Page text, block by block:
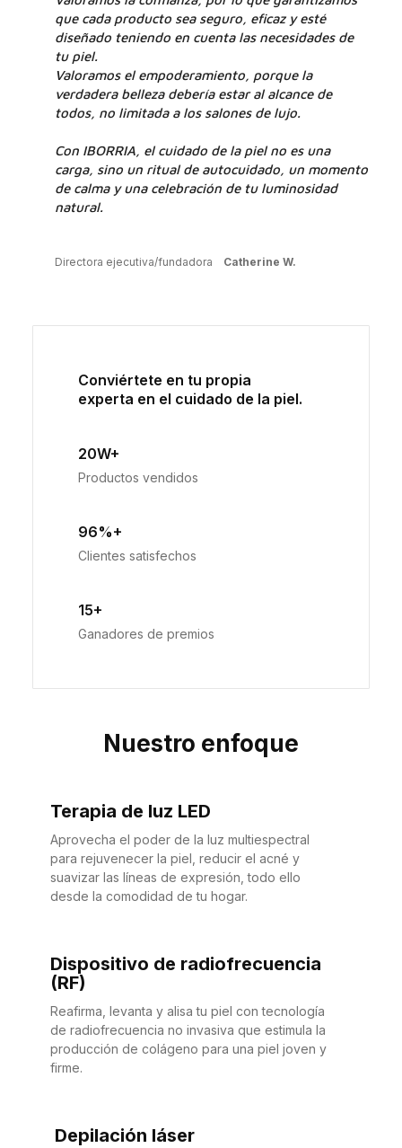
que cada producto sea seguro, eficaz y esté
diseñado teniendo en cuenta las necesidades de
tu piel.
Valoramos el empoderamiento, porque la
verdadera belleza debería estar al alcance de
todos, no limitada a los salones de lujo.
Con IBORRIA, el cuidado de la piel no es una
carga, sino un ritual de autocuidado, un momento
de calma y una celebración de tu luminosidad
natural.
Directora ejecutiva/fundadora Catherine W.
Conviértete en tu propia
experta en el cuidado de la piel.
20W+
Productos vendidos
96%+
Clientes satisfechos
15+
Ganadores de premios
Nuestro enfoque
Terapia de luz LED
Aprovecha el poder de la luz multiespectral
para rejuvenecer la piel, reducir el acné y
suavizar las líneas de expresión, todo ello
desde la comodidad de tu hogar.
Dispositivo de radiofrecuencia
(RF)
Reafirma, levanta y alisa tu piel con tecnología
de radiofrecuencia no invasiva que estimula la
producción de colágeno para una piel joven y
firme.
Depilación láser